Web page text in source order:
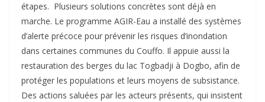
étapes. ‎ ‎Plusieurs solutions concrètes sont déjà en
marche. Le programme AGIR-Eau a installé des systèmes
d’alerte précoce pour prévenir les risques d’inondation
dans certaines communes du Couffo. Il appuie aussi la
restauration des berges du lac Togbadji à Dogbo, afin de
protéger les populations et leurs moyens de subsistance.
Des actions saluées par les acteurs présents, qui insistent